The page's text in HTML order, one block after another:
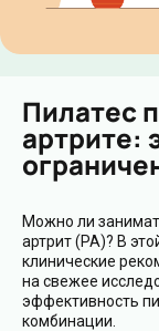
Пилатес
артрите:
Можно ли
артрит (РА)? В
клинические
на свежее
эффективность
комбинации.